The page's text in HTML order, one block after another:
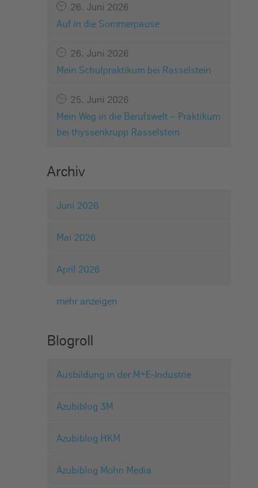
26. Juni 2026
Auf in die Sommerpause
26. Juni 2026
Mein Schulpraktikum bei Rasselstein
25. Juni 2026
Mein Weg in die Berufswelt – Praktikum
bei thyssenkrupp Rasselstein
Archiv
Juni 2026
Mai 2026
April 2026
mehr anzeigen
Blogroll
Ausbildung in der M+E-Industrie
Azubiblog 3M
Azubiblog HKM
Azubiblog Mohn Media